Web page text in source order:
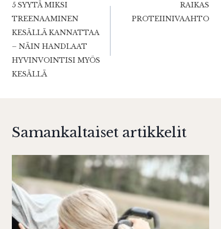
selaus
5 SYYTÄ MIKSI
TREENAAMINEN
KESÄLLÄ KANNATTAA
– NÄIN HANDLAAT
HYVINVOINTISI MYÖS
KESÄLLÄ
RAIKAS
PROTEIINIVAAHTO
Samankaltaiset artikkelit